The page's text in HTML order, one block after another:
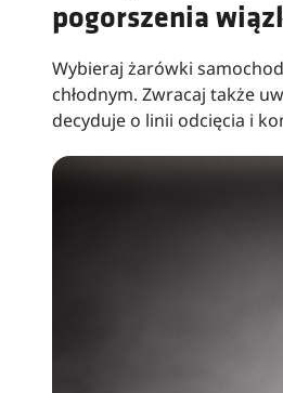
pogorszenia
Wybieraj żarówki
chłodnym. Zwracaj także
decyduje o linii odcięcia i